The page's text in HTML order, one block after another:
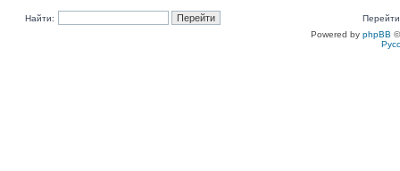
Найти:
Powered by phpBB